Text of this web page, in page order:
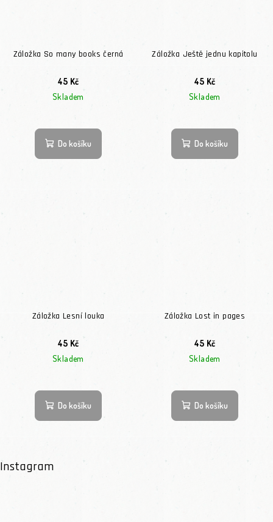
Záložka So many books černá
45 Kč
Skladem
Do košíku
Záložka Ještě jednu kapitolu
45 Kč
Skladem
Do košíku
Záložka Lesní louka
45 Kč
Skladem
Do košíku
Záložka Lost in pages
45 Kč
Skladem
Do košíku
Instagram